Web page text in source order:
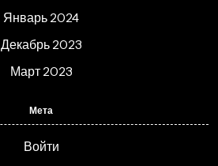
Январь 2024
Декабрь 2023
Март 2023
Мета
Войти